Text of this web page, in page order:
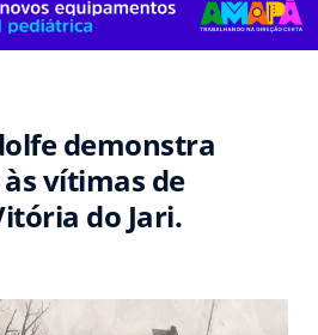
demonstra
vítimas de
do Jari.